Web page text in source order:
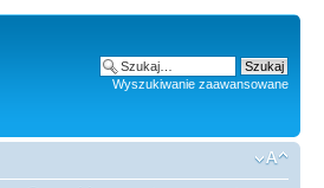
Wyszukiwanie zaawansowane